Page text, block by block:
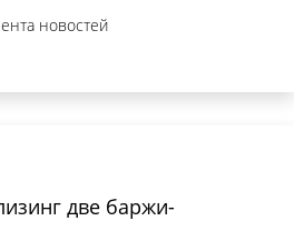
новостей
две баржи-